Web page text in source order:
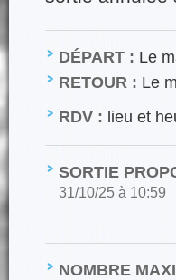
DÉPART : Le
RETOUR : Le
RDV : lieu et
SORTIE
31/10/25 à 10:59
NOMBRE